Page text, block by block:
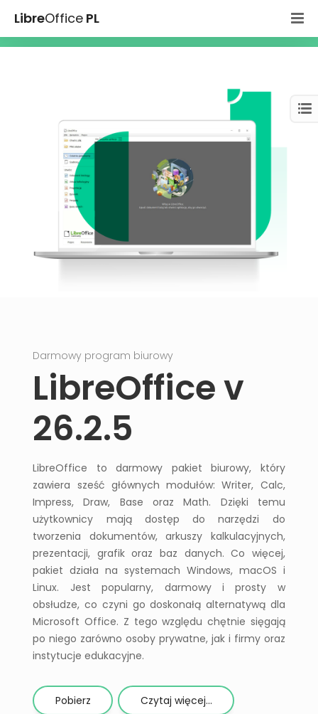
LibreOffice PL
Darmowy program biurowy
LibreOffice v
26.2.5
LibreOffice to darmowy pakiet biurowy, który
zawiera sześć głównych modułów: Writer, Calc,
Impress, Draw, Base oraz Math. Dzięki temu
użytkownicy mają dostęp do narzędzi do
tworzenia dokumentów, arkuszy kalkulacyjnych,
prezentacji, grafik oraz baz danych. Co więcej,
pakiet działa na systemach Windows, macOS i
Linux. Jest popularny, darmowy i prosty w
obsłudze, co czyni go doskonałą alternatywą dla
Microsoft Office. Z tego względu chętnie sięgają
po niego zarówno osoby prywatne, jak i firmy oraz
instytucje edukacyjne.
Pobierz Czytaj więcej...